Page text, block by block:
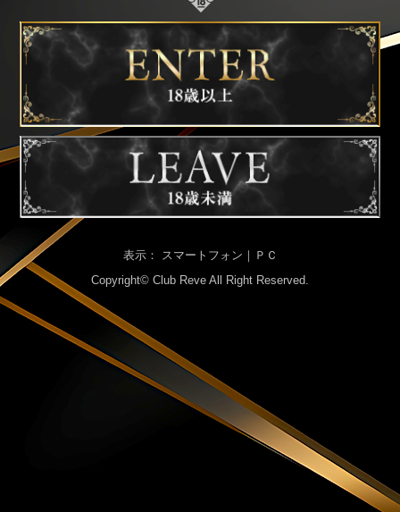
表示： スマートフォン｜ ＰＣ
Copyright© Club Reve All Right Reserved.